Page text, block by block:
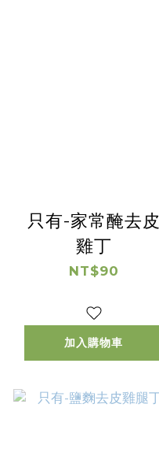
只有-家常醃去皮
雞丁
NT$90
加入購物車